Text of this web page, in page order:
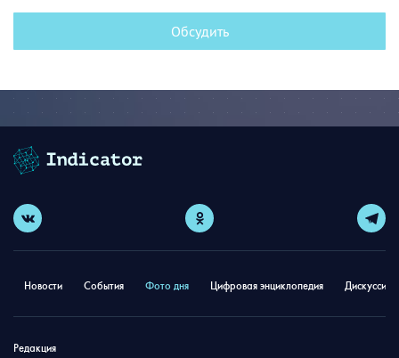
Обсудить
Новости События Фото дня Цифровая энциклопедия
Редакция